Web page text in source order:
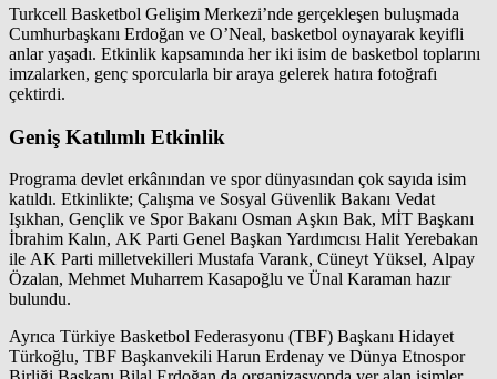
Turkcell Basketbol Gelişim Merkezi’nde gerçekleşen buluşmada
Cumhurbaşkanı Erdoğan ve O’Neal, basketbol oynayarak keyifli
anlar yaşadı. Etkinlik kapsamında her iki isim de basketbol toplarını
imzalarken, genç sporcularla bir araya gelerek hatıra fotoğrafı
çektirdi.
Geniş Katılımlı Etkinlik
Programa devlet erkânından ve spor dünyasından çok sayıda isim
katıldı. Etkinlikte; Çalışma ve Sosyal Güvenlik Bakanı Vedat
Işıkhan, Gençlik ve Spor Bakanı Osman Aşkın Bak, MİT Başkanı
İbrahim Kalın, AK Parti Genel Başkan Yardımcısı Halit Yerebakan
ile AK Parti milletvekilleri Mustafa Varank, Cüneyt Yüksel, Alpay
Özalan, Mehmet Muharrem Kasapoğlu ve Ünal Karaman hazır
bulundu.
Ayrıca Türkiye Basketbol Federasyonu (TBF) Başkanı Hidayet
Türkoğlu, TBF Başkanvekili Harun Erdenay ve Dünya Etnospor